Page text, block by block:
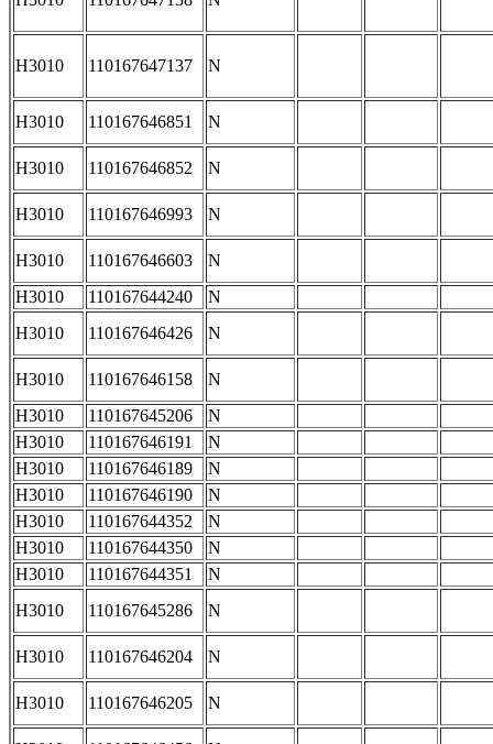
H3010 110167647137 N
H3010 110167646851 N
H3010 110167646852 N
H3010 110167646993 N
H3010 110167646603
N
H3010
110167644240
N
H3010
110167646426 N
H3010 110167646158
N
H3010
110167645206
N
H3010
110167646191
N
H3010
110167646189
N
H3010
110167646190
N
H3010
110167644352
N
H3010
110167644350
N
H3010
110167644351
N
H3010
110167645286 N
H3010 110167646204 N
H3010 110167646205 N